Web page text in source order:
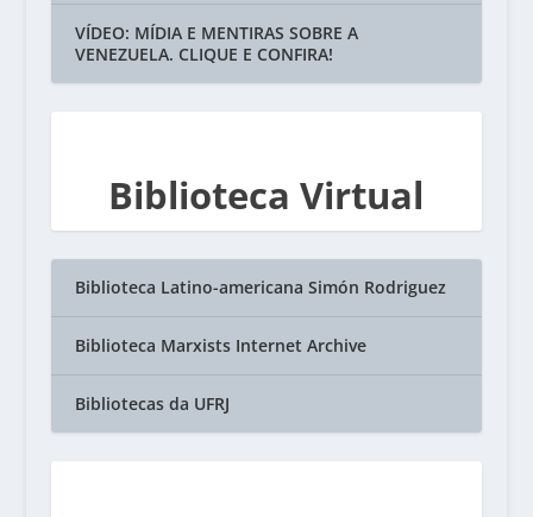
VÍDEO: MÍDIA E MENTIRAS SOBRE A
VENEZUELA. CLIQUE E CONFIRA!
Biblioteca Virtual
Biblioteca Latino-americana Simón Rodriguez
Biblioteca Marxists Internet Archive
Bibliotecas da UFRJ